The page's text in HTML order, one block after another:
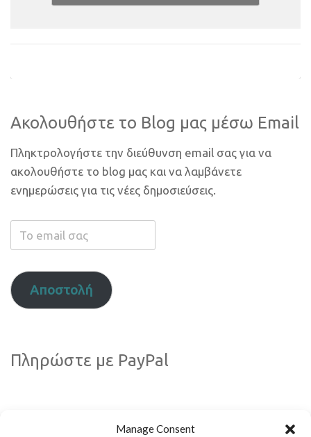
Manage Consent
Ακολουθήστε το Blog μας μέσω Email
Πληκτρολογήστε την διεύθυνση email σας για να
ακολουθήστε το blog μας και να λαμβάνετε
ενημερώσεις για τις νέες δημοσιεύσεις.
Το
email
Αποστολή
Πληρώστε με PayPal